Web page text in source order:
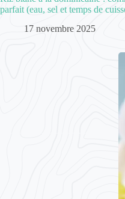
parfait (eau, sel et temps de
17 novembre 2025